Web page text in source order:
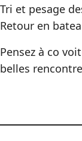
Tri et pesage
Retour en
Pensez à co
belles